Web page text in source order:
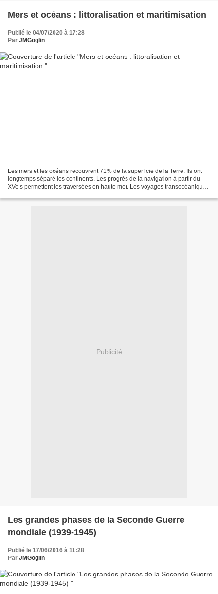
Mers et océans : littoralisation et maritimisation
Publié le 04/07/2020 à 17:28
Par JMGoglin
Les mers et les océans recouvrent 71% de la superficie de la Terre. Ils ont
longtemps séparé les continents. Les progrès de la navigation à partir du
XVe s permettent les traversées en haute mer. Les voyages transocéaniques
Publicité
Les grandes phases de la Seconde Guerre
mondiale (1939-1945)
Publié le 17/06/2016 à 11:28
Par JMGoglin